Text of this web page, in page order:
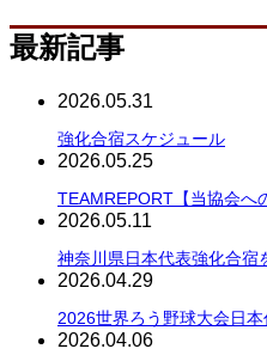
最新記事
2026.05.31
強化合宿スケジュール
2026.05.25
TEAMREPORT【当協会へ
2026.05.11
神奈川県日本代表強化合宿
2026.04.29
2026世界ろう野球大会日
2026.04.06